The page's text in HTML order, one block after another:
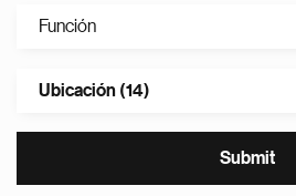
Función
Ubicación (14)